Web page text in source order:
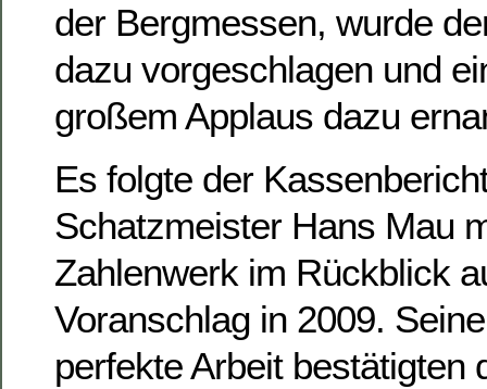
der Bergmessen, wurde
dazu vorgeschlagen und
großem Applaus dazu
Es folgte der
Schatzmeister Hans Mau
Zahlenwerk im Rückblick
Voranschlag in 2009.
perfekte Arbeit bestätigten